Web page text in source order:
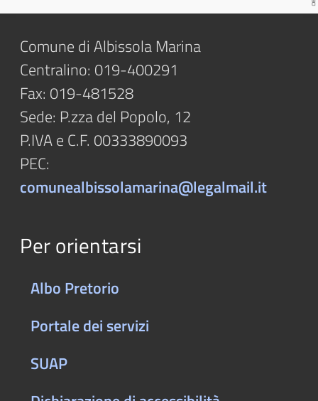
Comune di Albissola Marina
Centralino: 019-400291
Fax: 019-481528
Sede: P.zza del Popolo, 12
P.IVA e C.F. 00333890093
PEC:
comunealbissolamarina@legalmail.it
Per orientarsi
Albo Pretorio
Portale dei servizi
SUAP